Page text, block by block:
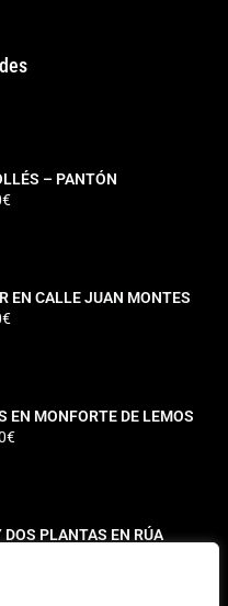
– PANTÓN
EN CALLE JUAN MONTES
EN MONFORTE DE LEMOS
PLANTAS EN RÚA